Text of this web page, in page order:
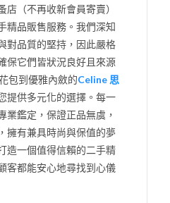
店（不再收新會員寄賣）
精品販售服務。我們深知
對品質的堅持，因此嚴格
保它們皆狀況良好且來源
包到優雅內斂的Celine 思
提供多元化的選擇。每一
業鑑定，保證正品無虞，
擁有兼具時尚與保值的夢
造一個值得信賴的二手精
客都能安心地尋找到心儀